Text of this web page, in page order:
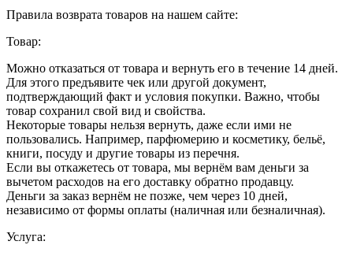
Правила возврата товаров на нашем сайте:
Товар:
Можно отказаться от товара и вернуть его в течение 14 дней.
Для этого предъявите чек или другой документ,
подтверждающий факт и условия покупки. Важно, чтобы
товар сохранил свой вид и свойства.
Некоторые товары нельзя вернуть, даже если ими не
пользовались. Например, парфюмерию и косметику, бельё,
книги, посуду и другие товары из перечня.
Если вы откажетесь от товара, мы вернём вам деньги за
вычетом расходов на его доставку обратно продавцу.
Деньги за заказ вернём не позже, чем через 10 дней,
независимо от формы оплаты (наличная или безналичная).
Услуга: